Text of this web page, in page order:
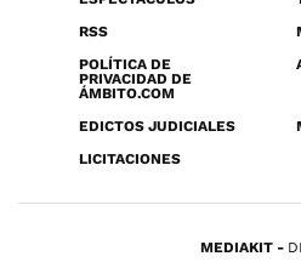
RSS
POLÍTICA DE
PRIVACIDAD DE
ÁMBITO.COM
EDICTOS JUDICIALES
LICITACIONES
MEDIAKIT